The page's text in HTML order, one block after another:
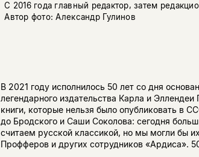
С 2016 года главный редактор, затем
Автор фото: Александр Гулинов
В 2021 году исполнилось 50 лет со дня
легендарного издательства Карла и
книги, которые нельзя было опубликовать в
до Бродского и Саши Соколова: сегодня
считаем русской классикой, но мы могли бы
Профферов и других сотрудников «Ардиса».